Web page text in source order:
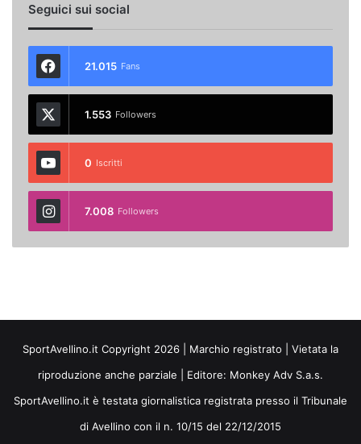
Seguici sui social
21.015 Fans
1.553 Followers
0 Iscritti
7.008 Followers
SportAvellino.it Copyright 2026 | Marchio registrato | Vietata la
riproduzione anche parziale | Editore: Monkey Adv S.a.s.
SportAvellino.it è testata giornalistica registrata presso il Tribunale
di Avellino con il n. 10/15 del 22/12/2015